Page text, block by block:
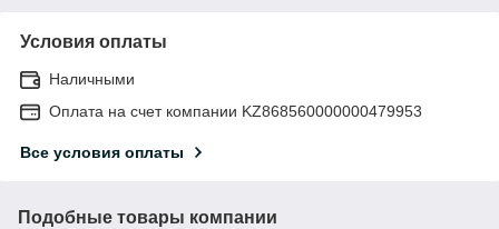
Условия оплаты
Наличными
Оплата на счет компании KZ868560000000479953
Все условия оплаты
Подобные товары компании